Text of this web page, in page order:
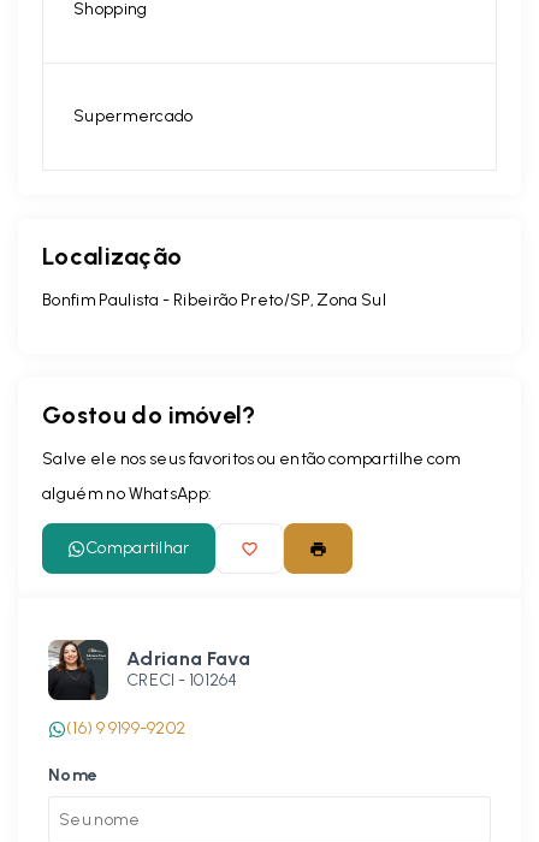
Shopping
Supermercado
Localização
Bonfim Paulista - Ribeirão Preto/SP, Zona Sul
Gostou do imóvel?
Salve ele nos seus favoritos ou então compartilhe com
alguém no WhatsApp:
Compartilhar
Adriana Fava
CRECI - 101264
(16) 9 9199-9202
Nome